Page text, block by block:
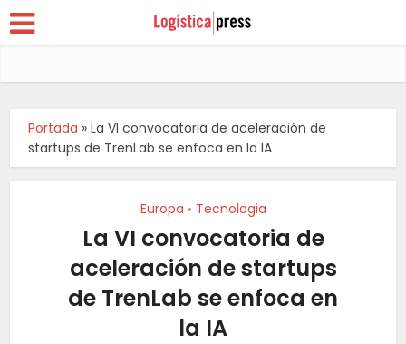
Portada »La VI convocatoria de aceleración de
startups de TrenLab se enfoca en la IA
Europa • Tecnologia
La VI convocatoria de
aceleración de startups
de TrenLab se enfoca en
la IA